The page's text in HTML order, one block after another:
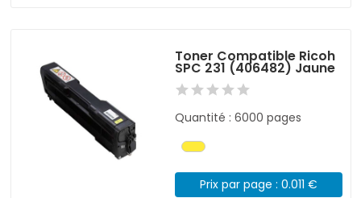
Toner Compatible Ricoh
SPC 231 (406482) Jaune
Quantité : 6000 pages
Prix par page : 0.011 €